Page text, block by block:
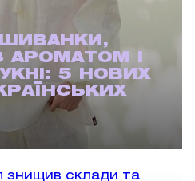
АРОМАТОМ І
5 НОВИХ